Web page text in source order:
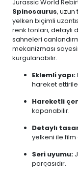
Jurassic World
Spinosaurus, uzun
yelken biçimli
renk tonları,
sahneleri
mekanizması
kurgulanabilir.
Eklemli yapı:
hareket
Hareketli
kapanabilir.
Detaylı
yelkeni ile film
Seri uyumu:
parçasıdır.